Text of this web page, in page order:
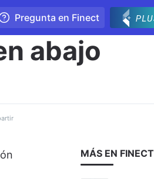
Pregunta en Finect
abajo
MÁS EN FINECT